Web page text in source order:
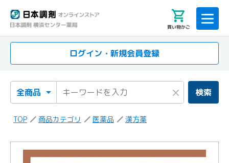
買い物かご
ログイン・新規会員登録
検索カテゴリ
検索キーワード × 検索
TOP 商品カテゴリ 医薬品 漢方薬